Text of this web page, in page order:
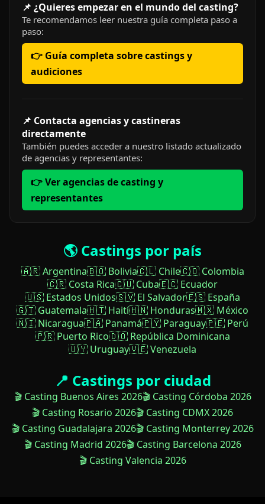
📌 ¿Quieres empezar en el mundo del casting?
Te recomendamos leer nuestra guía completa paso a
paso:
👉 Guía completa sobre castings y
audiciones
📌 Contacta agencias y castineras
directamente
También puedes acceder a nuestro listado actualizado
de agencias y representantes:
👉 Ver agencias de casting y
representantes
🌎 Castings por país
🇦🇷 Argentina🇧🇴 Bolivia🇨🇱 Chile🇨🇴 Colombia
🇨🇷 Costa Rica🇨🇺 Cuba🇪🇨 Ecuador
🇺🇸 Estados Unidos🇸🇻 El Salvador🇪🇸 España
🇬🇹 Guatemala🇭🇹 Haití🇭🇳 Honduras🇲🇽 México
🇳🇮 Nicaragua🇵🇦 Panamá🇵🇾 Paraguay🇵🇪 Perú
🇵🇷 Puerto Rico🇩🇴 República Dominicana
🇺🇾 Uruguay🇻🇪 Venezuela
📍 Castings por ciudad
🎬 Casting Buenos Aires 2026🎬 Casting Córdoba 2026
🎬 Casting Rosario 2026🎬 Casting CDMX 2026
🎬 Casting Guadalajara 2026🎬 Casting Monterrey 2026
🎬 Casting Madrid 2026🎬 Casting Barcelona 2026
🎬 Casting Valencia 2026